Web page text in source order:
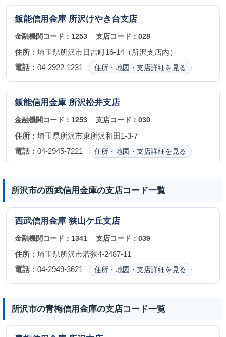
飯能信用金庫 所沢けやき台支店
金融機関コード： 1253 支店コード：028
住所： 埼玉県所沢市日吉町16-14（所沢支店内）
電話： 04-2922-1231 住所・地図・支店詳細を見る
飯能信用金庫 所沢松井支店
金融機関コード： 1253 支店コード：030
住所： 埼玉県所沢市東所沢和田1-3-7
電話： 04-2945-7221 住所・地図・支店詳細を見る
所沢市の西武信用金庫の支店コード一覧
西武信用金庫 狭山ケ丘支店
金融機関コード： 1341 支店コード：039
住所： 埼玉県所沢市若狭4-2487-11
電話： 04-2949-3621 住所・地図・支店詳細を見る
所沢市の青梅信用金庫の支店コード一覧